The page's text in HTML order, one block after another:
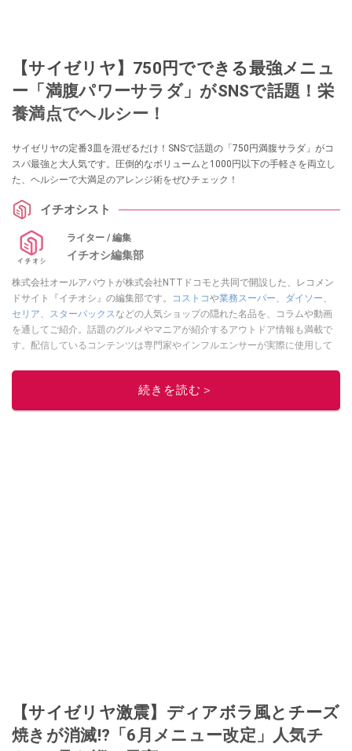
【サイゼリヤ】750円でできる最強メニュ
ー「満腹パワーサラダ」がSNSで話題！栄
養満点でヘルシー！
サイゼリヤの定番3皿を混ぜるだけ！SNSで話題の「750円満腹サラダ」がコ
スパ最強と大人気です。圧倒的なボリュームと1000円以下の手軽さを両立し
た、ヘルシーで大満足のアレンジ術をぜひチェック！
イチオシスト
ライター / 編集
イチオシ編集部
株式会社オールアバウトが株式会社NTTドコモと共同で開設した、レコメン
ドサイト『イチオシ』の編集部です。
コストコや業務スーパー、 ダイソー、
セリア、 スターバックスなどの人気ショップの隠れた名品を、コラムや動画
を通してご紹介。話題のグルメやマニアが紹介するアウトドア情報も満載で
す。配信しているコンテンツは専門家やインフルエンサーが実際に使用して
ニュースでフォロー
続きを読む＞
【サイゼリヤ激震】ディアボラ風とチーズ
焼きが消滅!?「6月メニュー改定」人気チ